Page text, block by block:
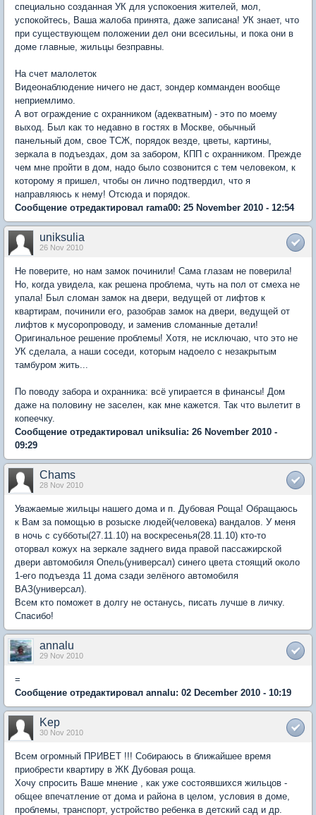
специально созданная УК для успокоения жителей, мол,
успокойтесь, Ваша жалоба принята, даже записана! УК знает, что
при существующем положении дел они всесильны, и пока они в
доме главные, жильцы безправны.
На счет малолеток
Видеонаблюдение ничего не даст, зондер комманден вообще
неприемлимо.
А вот ограждение с охранником (адекватным) - это по моему
выход. Был как то недавно в гостях в Москве, обычный
панельный дом, свое ТСЖ, порядок везде, цветы, картины,
зеркала в подъездах, дом за забором, КПП с охранником. Прежде
чем мне пройти в дом, надо было созвонится с тем человеком, к
которому я пришел, чтобы он лично подтвердил, что я
направляюсь к нему! Отсюда и порядок.
Сообщение отредактировал rama00: 25 November 2010 - 12:54
uniksulia
26 Nov 2010
Не поверите, но нам замок починили! Сама глазам не поверила!
Но, когда увидела, как решена проблема, чуть на пол от смеха не
упала! Был сломан замок на двери, ведущей от лифтов к
квартирам, починили его, разобрав замок на двери, ведущей от
лифтов к мусоропроводу, и заменив сломанные детали!
Оригинальное решение проблемы! Хотя, не исключаю, что это не
УК сделала, а наши соседи, которым надоело с незакрытым
тамбуром жить...
По поводу забора и охранника: всё упирается в финансы! Дом
даже на половину не заселен, как мне кажется. Так что вылетит в
копеечку.
Сообщение отредактировал uniksulia: 26 November 2010 -
09:29
Chams
28 Nov 2010
Уважаемые жильцы нашего дома и п. Дубовая Роща! Обращаюсь
к Вам за помощью в розыске людей(человека) вандалов. У меня
в ночь с субботы(27.11.10) на воскресенья(28.11.10) кто-то
оторвал кожух на зеркале заднего вида правой пассажирской
двери автомобиля Опель(универсал) синего цвета стоящий около
1-его подъезда 11 дома сзади зелёного автомобиля
ВАЗ(универсал).
Всем кто поможет в долгу не останусь, писать лучше в личку.
Спасибо!
annalu
29 Nov 2010
=
Сообщение отредактировал annalu: 02 December 2010 - 10:19
Kep
30 Nov 2010
Всем огромный ПРИВЕТ !!! Собираюсь в ближайшее время
приобрести квартиру в ЖК Дубовая роща.
Хочу спросить Ваше мнение , как уже состоявшихся жильцов -
общее впечатление от дома и района в целом, условия в доме,
проблемы, транспорт, устройство ребенка в детский сад и др.